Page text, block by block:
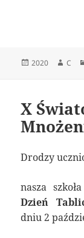
Data
2020 C
X
Drodzy
nasza
Dzień
dniu 2